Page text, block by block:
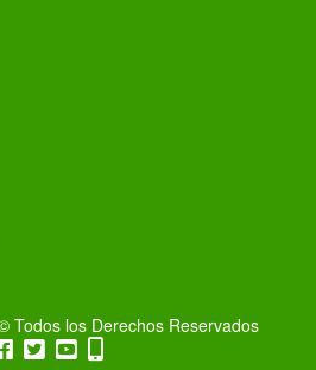
Todos los Derechos Reservados